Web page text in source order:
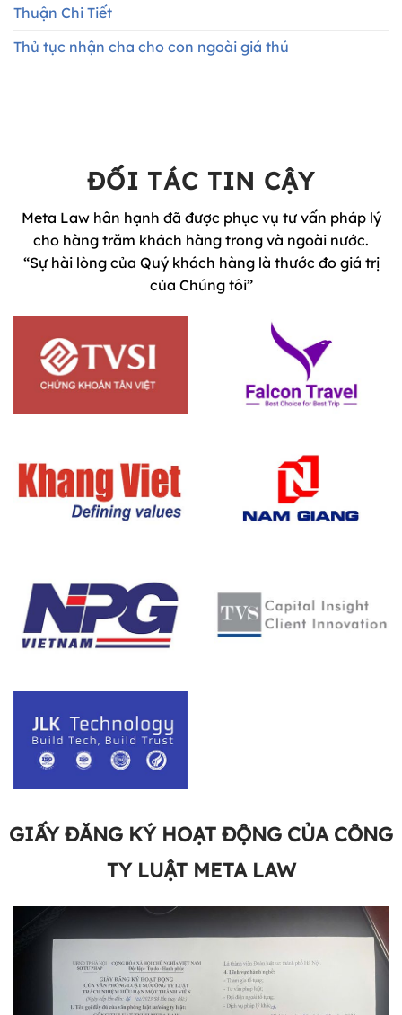
Thuận Chi Tiết
Thủ tục nhận cha cho con ngoài giá thú
ĐỐI TÁC TIN CẬY
Meta Law hân hạnh đã được phục vụ tư vấn pháp lý
cho hàng trăm khách hàng trong và ngoài nước.
“Sự hài lòng của Quý khách hàng là thước đo giá trị
của Chúng tôi”
GIẤY ĐĂNG KÝ HOẠT ĐỘNG CỦA CÔNG
TY LUẬT META LAW